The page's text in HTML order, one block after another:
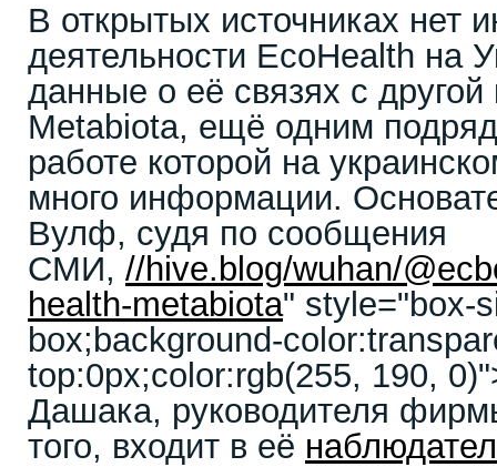
В открытых источниках нет
деятельности EcoHealth на
данные о её связях с
Metabiota, ещё одним
работе которой на
много информации.
Вулф, судя по сообщения
СМИ, //hive.blog/wuhan/
health-metabiota" style="box-
box;background-
top:0px;color:rgb(255, 190,
Дашака, руководителя
того, входит в её